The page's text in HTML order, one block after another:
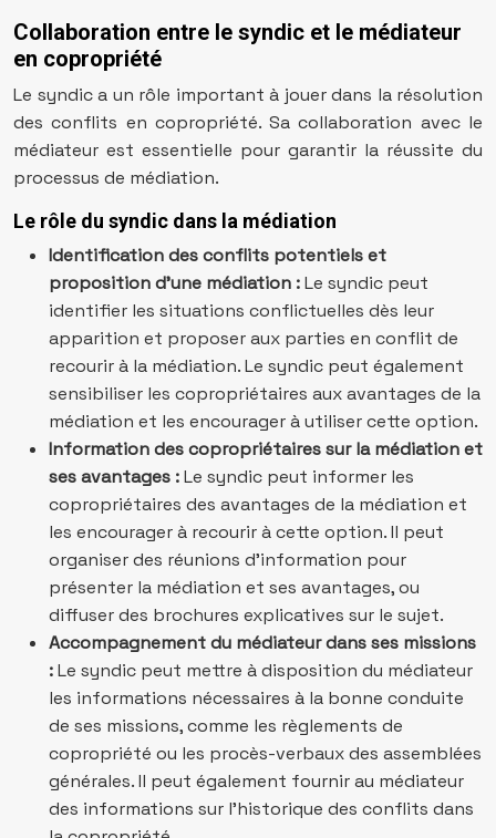
Collaboration entre le syndic et le médiateur
en copropriété
Le syndic a un rôle important à jouer dans la résolution
des conflits en copropriété. Sa collaboration avec le
médiateur est essentielle pour garantir la réussite du
processus de médiation.
Le rôle du syndic dans la médiation
Identification des conflits potentiels et
proposition d’une médiation :Le syndic peut
identifier les situations conflictuelles dès leur
apparition et proposer aux parties en conflit de
recourir à la médiation. Le syndic peut également
sensibiliser les copropriétaires aux avantages de la
médiation et les encourager à utiliser cette option.
Information des copropriétaires sur la médiation et
ses avantages :Le syndic peut informer les
copropriétaires des avantages de la médiation et
les encourager à recourir à cette option. Il peut
organiser des réunions d’information pour
présenter la médiation et ses avantages, ou
diffuser des brochures explicatives sur le sujet.
Accompagnement du médiateur dans ses missions
:Le syndic peut mettre à disposition du médiateur
les informations nécessaires à la bonne conduite
de ses missions, comme les règlements de
copropriété ou les procès-verbaux des assemblées
générales. Il peut également fournir au médiateur
des informations sur l’historique des conflits dans